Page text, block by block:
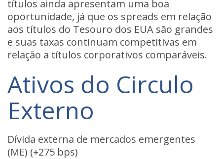
títulos ainda apresentam uma boa
oportunidade, já que os spreads em relação
aos títulos do Tesouro dos EUA são grandes
e suas taxas continuam competitivas em
relação a títulos corporativos comparáveis.
Ativos do Circulo
Externo
Dívida externa de mercados emergentes
(ME) (+275 bps)